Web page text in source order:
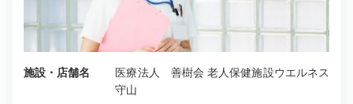
施設・店舗名
医療法人 善樹会 老人保健施設ウエルネス
守山